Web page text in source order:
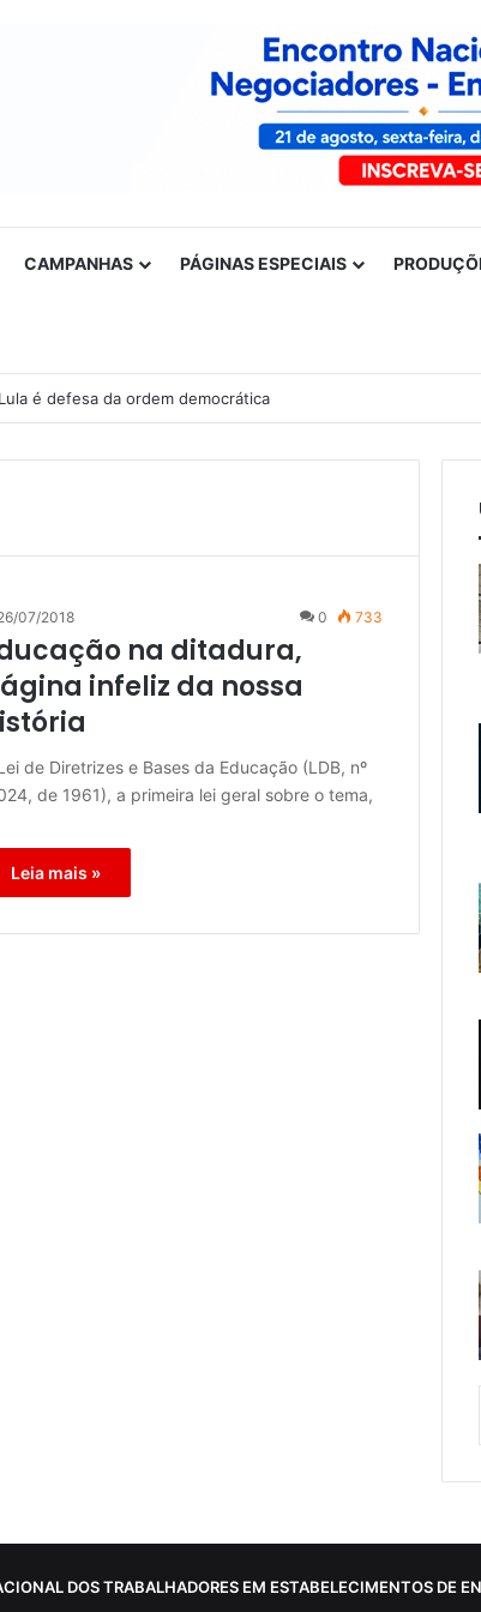
CAMPANHAS PÁGINAS ESPECIAIS
é defesa da ordem democrática
07/2018 0 733
na ditadura,
infeliz da nossa
de Diretrizes e Bases da Educação (LDB, nº
de 1961), a primeira lei geral sobre o tema,
Leia mais »
DOS TRABALHADORES EM ESTABELECIMENTOS DE